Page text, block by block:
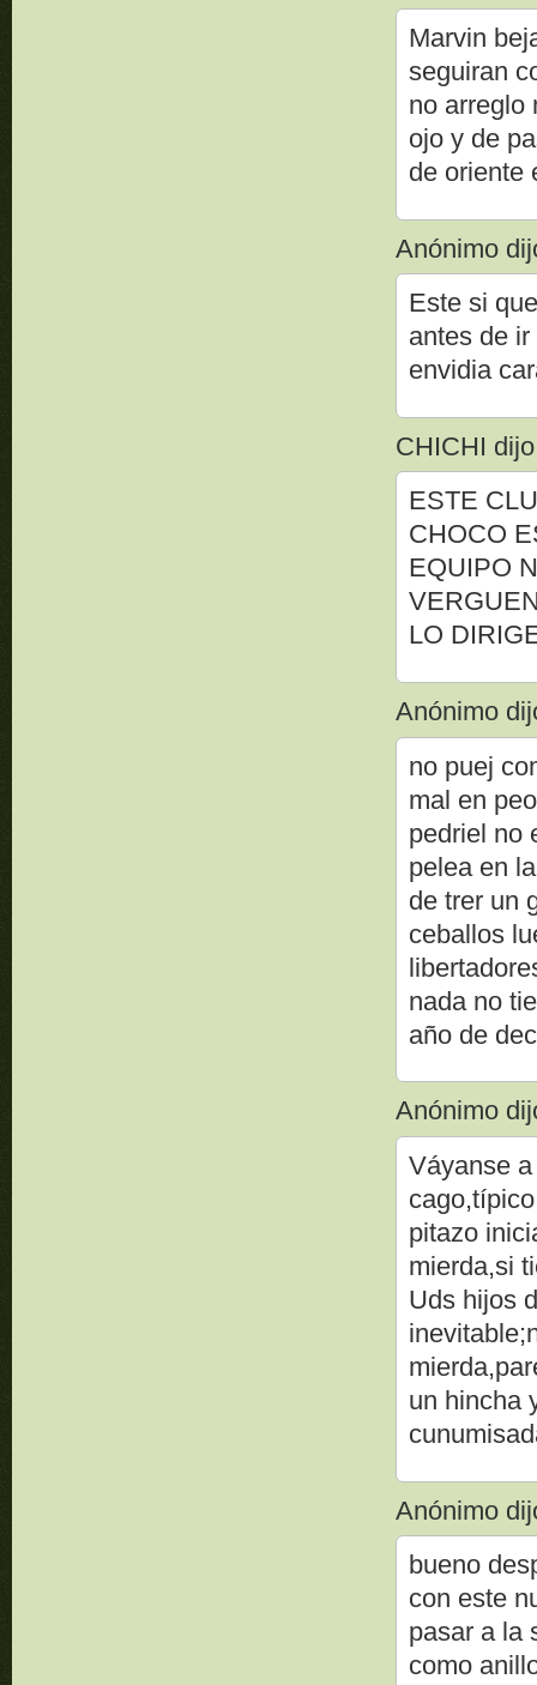
Marvin
seguiran
no arreglo
ojo y de
de oriente
Anónimo
Este si
antes de
envidia
CHICHI
ESTE
CHOCO
EQUIPO
LO
Anónimo
no puej
mal en
pedriel no
pelea en
de trer un
ceballos
nada no
año de
Anónimo
Váyanse
pitazo
mierda,si
Uds hijos
un hincha
Anónimo
bueno
con este
pasar a la
como